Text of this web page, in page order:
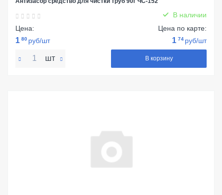
В наличии
Цена:
1 80 руб/шт
Цена по карте:
1 74 руб/шт
шт В корзину